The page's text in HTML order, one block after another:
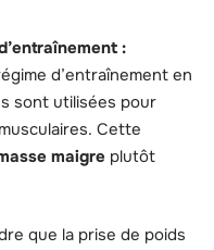
:
d’entraînement en
sont utilisées pour
Cette
maigre plutôt
que la prise de poids